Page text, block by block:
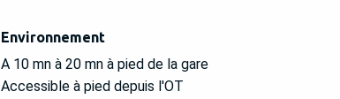
Environnement
Environnement
A 10 mn à 20 mn à pied de la gare
Accessible à pied depuis l'OT